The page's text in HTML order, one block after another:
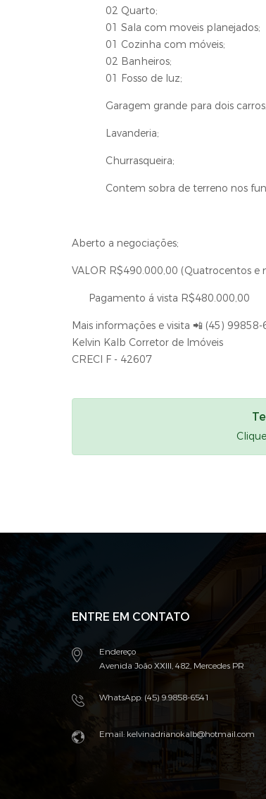
02 Quarto;
01 Sala com moveis planejados;
01 Cozinha com móveis;
02 Banheiros;
01 Fosso de luz;
Garagem grande para dois carros;
Lavanderia;
Churrasqueira;
Contem sobra de terreno nos
Aberto a negociações;
VALOR R$490.000,00 (Quatrocentos e
Pagamento á vista R$480.000,00
Mais informações e visita 📲 (45) 99858-
Kelvin Kalb Corretor de Imóveis
CRECI F - 42607
ENTRE EM CONTATO
Endereço
Avenida João XXIII, 482, Mercedes PR
WhatsApp: (45) 9.9858-6541
Email: kelvinadrianokalb@hotmail.com